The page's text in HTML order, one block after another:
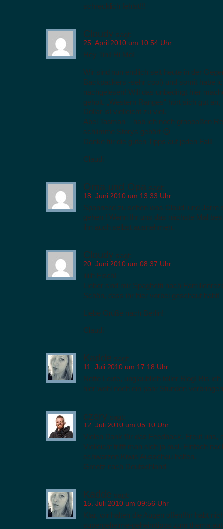
schrecklich fehlst!!!
Cloudy sagt:
25. April 2010 um 10:54 Uhr
Hey Tini! Hi Mo!
Wir sind nun endlich seit heute in der
Backpackers -sehr cool) und somit habe
nachgelesen! Will das unbedingt hier
geholt. „Western Ranges“ hört sich gut
Dollar ist vielleicht zu viel.
Abel Tasman – hab ich noch grooooßen
schlimme Storys gehört 😉
Danke für die guten Tipps auf jeden Fall!
Claudi
Oma und Opa sagt:
18. Juni 2010 um 13:33 Uhr
Spannend zu sehen was Claudi und
gehen ! Wenn Ihr uns das nächste Mal
ihn auch selbst ausnehmen.
Cloudy sagt:
20. Juni 2010 um 08:37 Uhr
iiiiih Fisch!
Lieber sind mir Spaghetti nach
Schön, dass ihr hier vorbei geschaut habt!
Liebe Grüße nach Berlin!
Claudi
Kadde sagt:
11. Juli 2010 um 17:18 Uhr
Nette Leute, unglaublich toller Blog! Bis
hier wohl noch ein paar Stunden
czery sagt:
12. Juli 2010 um 05:10 Uhr
Vielen Dank für das Feedback. Freut uns,
Vielleicht trifft man sich ja mal. Einfach
schwarzen Kiwis Ausschau halten.
Greetz nach Deutschland
Kadde sagt:
15. Juli 2010 um 09:56 Uhr
Klar, wir halten die Augen offen!Ihr habt
supergeheime-geheimtipps zum thema